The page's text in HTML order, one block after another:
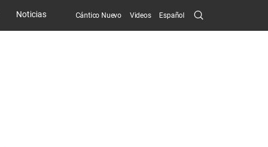
Noticias Cántico Nuevo Videos Español Search
Submit